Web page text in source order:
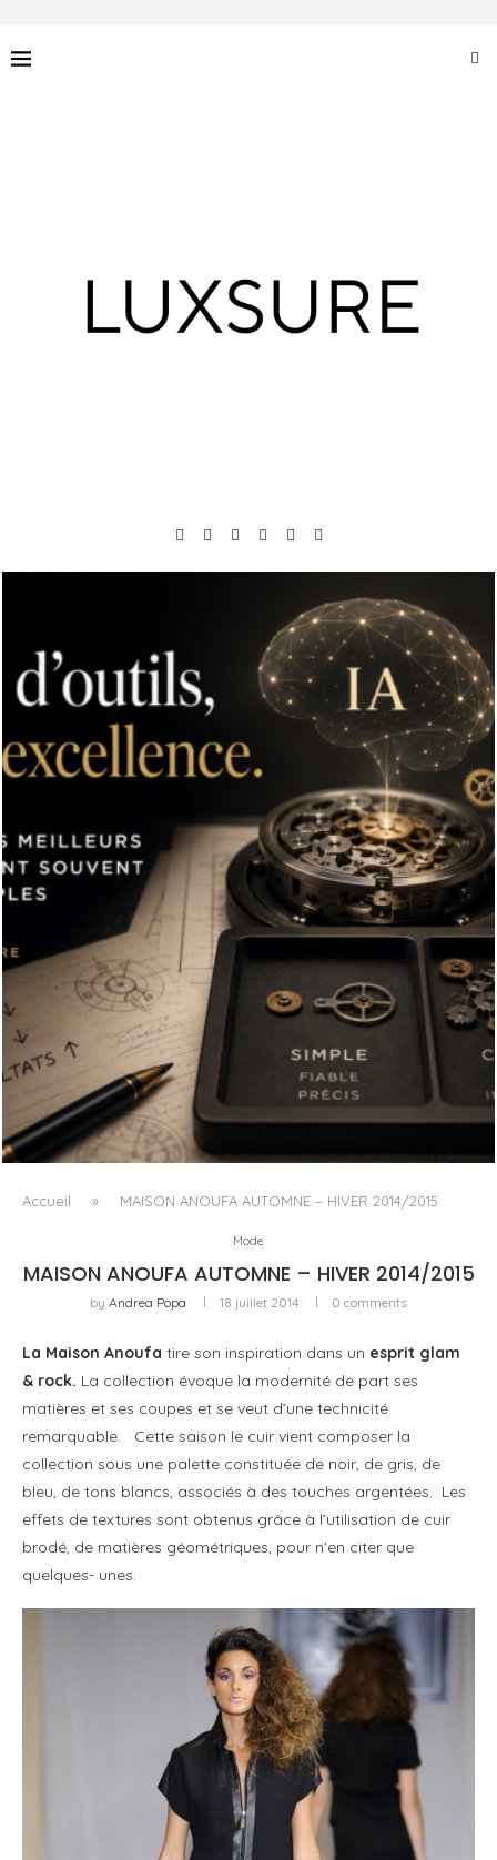
L’OBSESSION DES AGENTS IA MASQUE SOUVENT LE VRAI
Accueil » MAISON ANOUFA AUTOMNE – HIVER 2014/2015
Mode
MAISON ANOUFA AUTOMNE – HIVER 2014/2015
by Andrea Popa 18 juillet 2014 0 comments
La Maison Anoufa tire son inspiration dans un esprit glam
& rock. La collection évoque la modernité de part ses
matières et ses coupes et se veut d’une technicité
remarquable. Cette saison le cuir vient composer la
collection sous une palette constituée de noir, de gris, de
bleu, de tons blancs, associés à des touches argentées. Les
effets de textures sont obtenus grâce à l’utilisation de cuir
brodé, de matières géométriques, pour n’en citer que
quelques- unes.